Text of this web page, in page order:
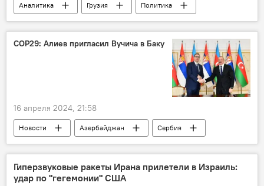
Аналитика Грузия
Политика
США
ЕС
Законопроект
НПО
СМИ
Саломе Зурабишвили
COP29: Алиев пригласил Вучича в Баку
16 апреля 2024, 21:58
Новости Азербайджан
Сербия
Косово
Политика
Ильхам Алиев
ООН
Рамочная конвенция
Изменения климата
Гиперзвуковые ракеты Ирана прилетели в Израиль:
удар по "гегемонии" США